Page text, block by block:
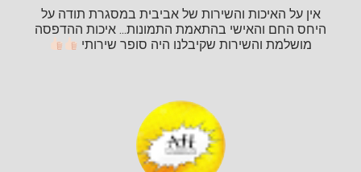
אין על האיכות והשירות של אביבית במסגרת תודה על
היחס החם והאישי בהתאמת התמונות... איכות ההדפסה
מושלמת והשירות שקיבלנו היה סופר שירותי